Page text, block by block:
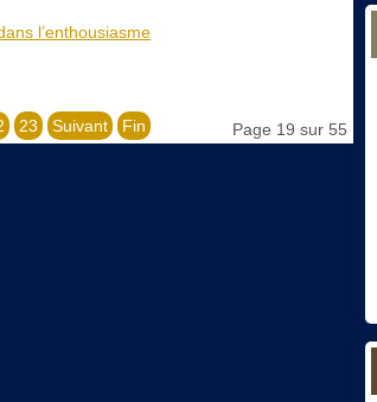
l’enthousiasme
Page 19 sur 55
23 Suivant Fin